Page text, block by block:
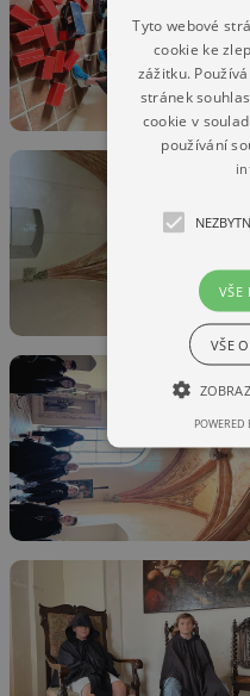
Tyto webové
cookie ke
zážitku.
stránek
cookie v
používání
VŠE
VŠE
POWERED